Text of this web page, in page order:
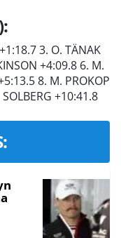
3. O. TÄNAK
+4:09.8 6. M.
8. M. PROKOP
+10:41.8